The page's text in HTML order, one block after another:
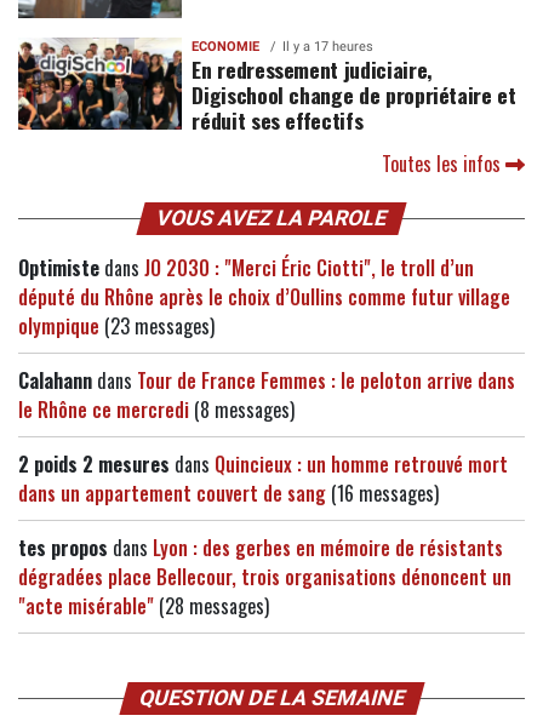
ECONOMIE Il y a 17 heures
En redressement judiciaire,
Digischool change de propriétaire et
réduit ses effectifs
Toutes les infos
VOUS AVEZ LA PAROLE
Optimiste dans JO 2030 : "Merci Éric Ciotti", le troll d’un
député du Rhône après le choix d’Oullins comme futur village
olympique (23 messages)
Calahann dans Tour de France Femmes : le peloton arrive dans
le Rhône ce mercredi (8 messages)
2 poids 2 mesures dans Quincieux : un homme retrouvé mort
dans un appartement couvert de sang (16 messages)
tes propos dans Lyon : des gerbes en mémoire de résistants
dégradées place Bellecour, trois organisations dénoncent un
"acte misérable" (28 messages)
QUESTION DE LA SEMAINE